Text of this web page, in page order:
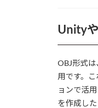
Unity
OBJ形式
用です。
ョンで活
を作成し